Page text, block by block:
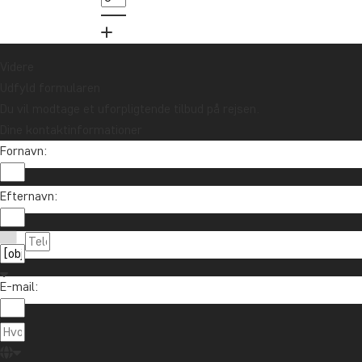
Fornavn:
Efternavn:
E-mail:
Vil du modtage rejseinspiration og
Tilmeld dig vores nyhedsbrev og deltag i